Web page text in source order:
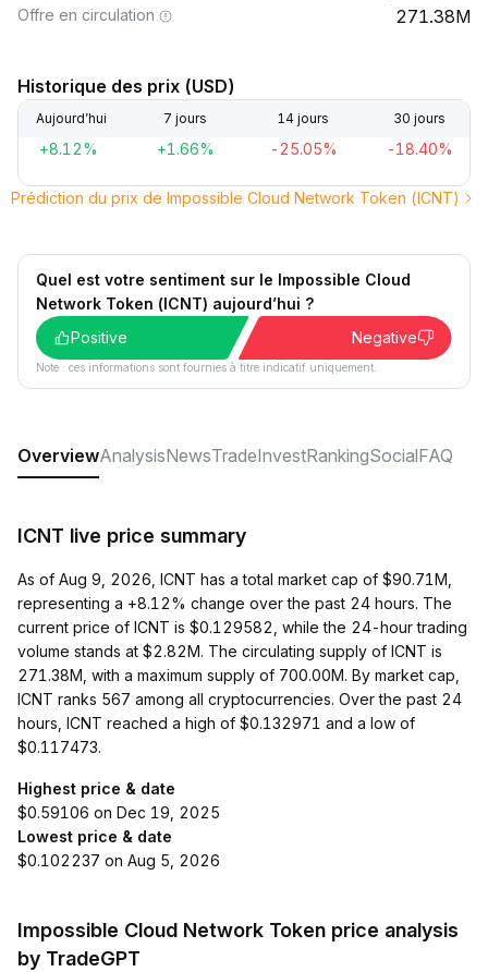
Offre en circulation 271.38M
Historique des prix (USD)
Aujourd’hui 7 jours 14 jours 30 jours
+8.12% +1.66% -25.05% -18.40%
Prédiction du prix de Impossible Cloud Network Token (ICNT)
Quel est votre sentiment sur le Impossible Cloud
Network Token (ICNT) aujourd’hui ?
Positive
Negative
Note : ces informations sont fournies à titre indicatif uniquement.
OverviewAnalysisNewsTradeInvestRankingSocialFAQ
ICNT live price summary
As of Aug 9, 2026, ICNT has a total market cap of $90.71M,
representing a +8.12% change over the past 24 hours. The
current price of ICNT is $0.129582, while the 24-hour trading
volume stands at $2.82M. The circulating supply of ICNT is
271.38M, with a maximum supply of 700.00M. By market cap,
ICNT ranks 567 among all cryptocurrencies. Over the past 24
hours, ICNT reached a high of $0.132971 and a low of
$0.117473.
Highest price & date
$0.59106 on Dec 19, 2025
Lowest price & date
$0.102237 on Aug 5, 2026
Impossible Cloud Network Token price analysis
by TradeGPT